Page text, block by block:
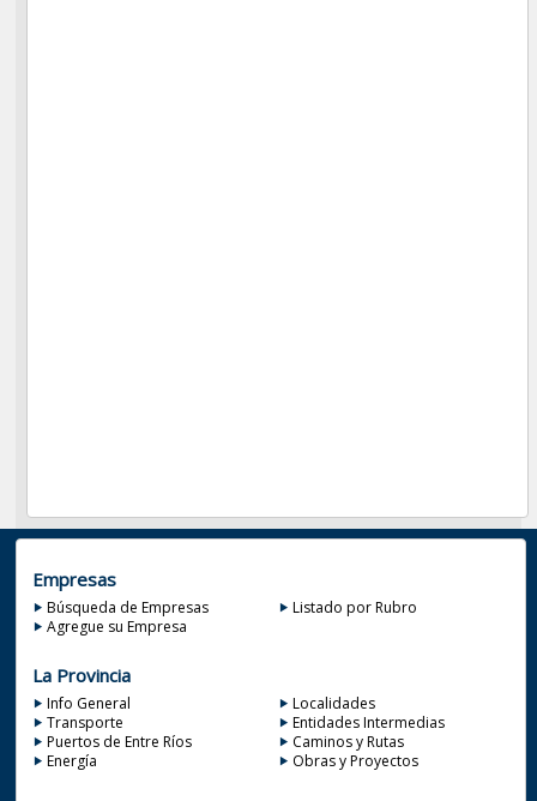
Empresas
Búsqueda de Empresas
Listado por Rubro
Agregue su Empresa
La Provincia
Info General
Localidades
Transporte
Entidades Intermedias
Puertos de Entre Ríos
Caminos y Rutas
Energía
Obras y Proyectos